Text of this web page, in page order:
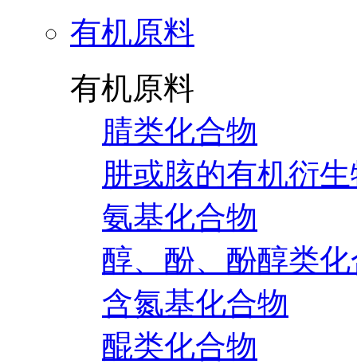
有机原料
有机原料
腈类化合物
肼或胲的有机衍
氨基化合物
醇、酚、酚醇类
含氮基化合物
醌类化合物